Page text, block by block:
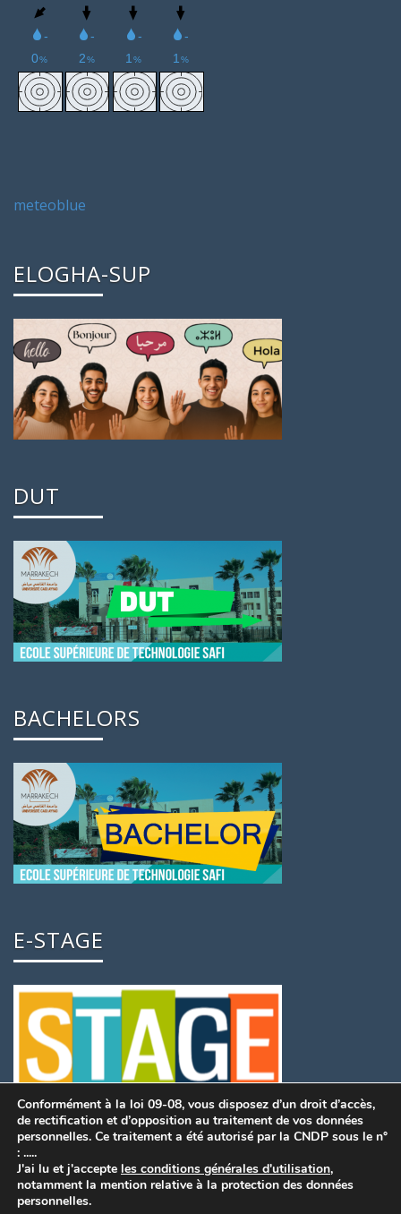
meteoblue
ELOGHA-SUP
DUT
BACHELORS
E-STAGE
© 2026 EST SAFI|Developed By
Conformément à la loi 09-08, vous disposez d’un droit d’accès,
de rectification et d’opposition au traitement de vos données
personnelles. Ce traitement a été autorisé par la CNDP sous le n°
: .....
J'ai lu et j'accepte les conditions générales d'utilisation,
notamment la mention relative à la protection des données
personnelles.